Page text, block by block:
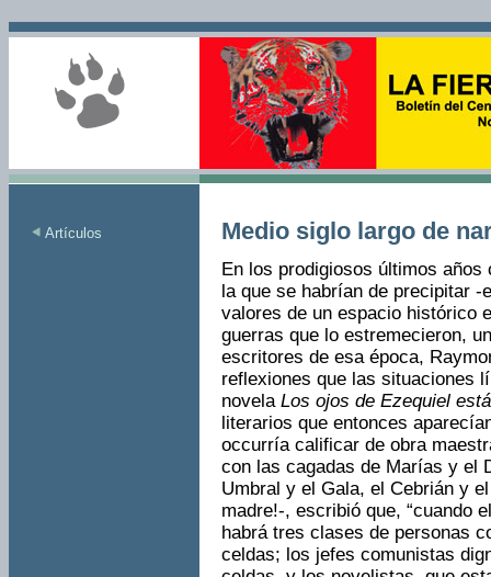
Artículos Medio siglo largo de
En los prodigiosos últimos
la que se habrían de precipitar
valores de un espacio histórico
guerras que lo estremecieron,
escritores de esa época,
reflexiones que las situaciones
novela Los ojos de Ezequiel
literarios que entonces
occurría calificar de obra
con las cagadas de Marías y el
Umbral y el Gala, el Cebrián y
madre!-, escribió que, “cuando
habrá tres clases de personas
celdas; los jefes comunistas